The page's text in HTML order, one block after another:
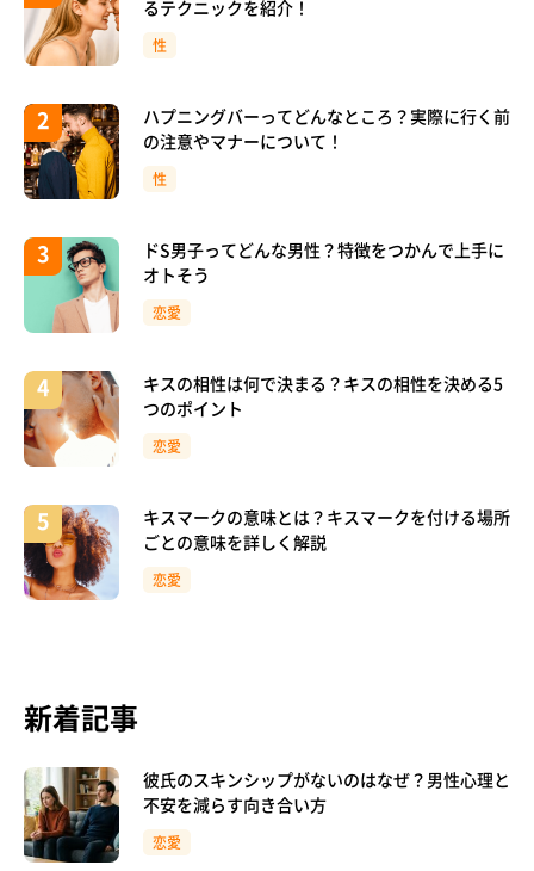
るテクニックを紹介！
性
ハプニングバーってどんなところ？実際に行く前
の注意やマナーについて！
性
ドS男子ってどんな男性？特徴をつかんで上手に
オトそう
恋愛
キスの相性は何で決まる？キスの相性を決める5
つのポイント
恋愛
キスマークの意味とは？キスマークを付ける場所
ごとの意味を詳しく解説
恋愛
新着記事
彼氏のスキンシップがないのはなぜ？男性心理と
不安を減らす向き合い方
恋愛